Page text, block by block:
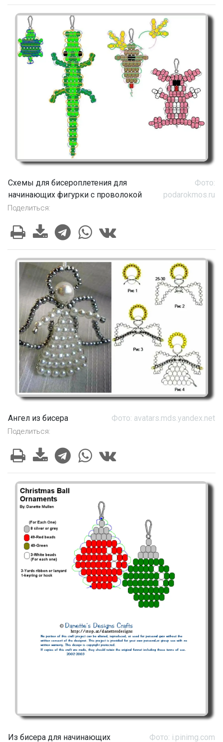
Схемы для бисероплетения для
начинающих фигурки с проволокой
Фото:
podarokmos.ru
Поделиться:
Ангел из бисера Фото: avatars.mds.yandex.net
Поделиться:
Из бисера для начинающих Фото: i.pinimg.com